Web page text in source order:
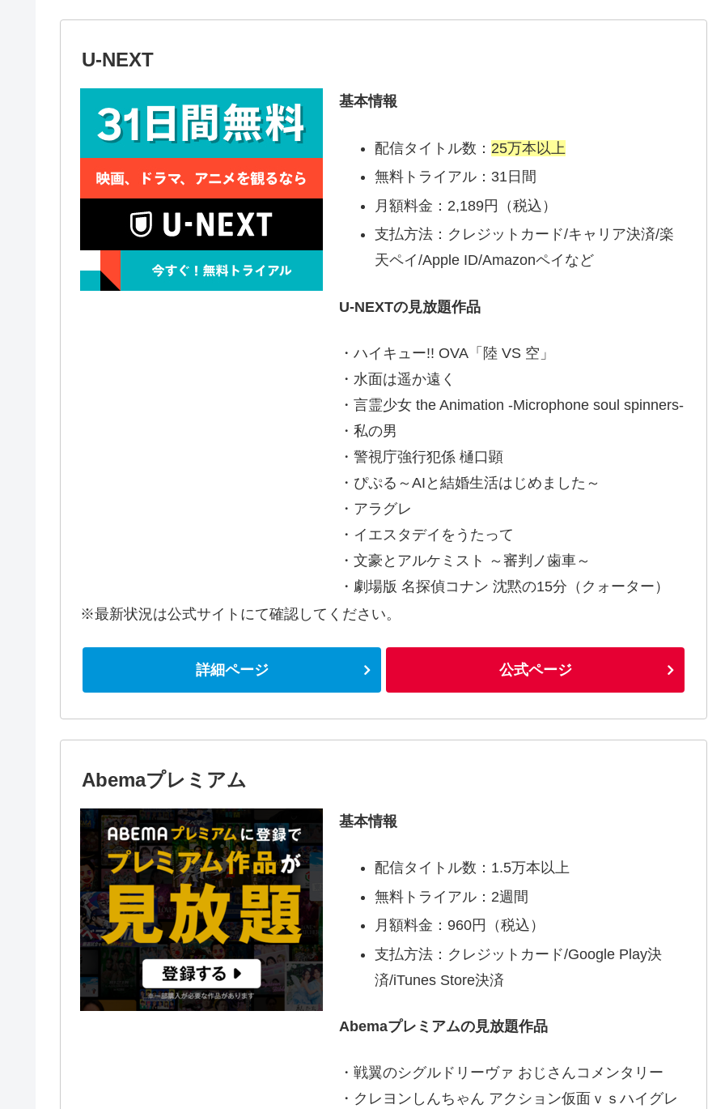
U-NEXT
基本情報
配信タイトル数： 25万本以上
無料トライアル：31日間
月額料金：2,189円（税込）
支払方法：クレジットカード/キャリア決済/楽
天ペイ/Apple ID/Amazonペイなど
U-NEXTの見放題作品
・ハイキュー!! OVA「陸 VS 空」
・水面は遥か遠く
・言霊少女 the Animation -Microphone soul spinners-
・私の男
・警視庁強行犯係 樋口顕
・ぴぷる～AIと結婚生活はじめました～
・アラグレ
・イエスタデイをうたって
・文豪とアルケミスト ～審判ノ歯車～
・劇場版 名探偵コナン 沈黙の15分（クォーター）
※最新状況は公式サイトにて確認してください。
詳細ページ 公式ページ
Abemaプレミアム
基本情報
配信タイトル数：1.5万本以上
無料トライアル：2週間
月額料金：960円（税込）
支払方法：クレジットカード/Google Play決
済/iTunes Store決済
Abemaプレミアムの見放題作品
・戦翼のシグルドリーヴァ おじさんコメンタリー
・クレヨンしんちゃん アクション仮面ｖｓハイグレ